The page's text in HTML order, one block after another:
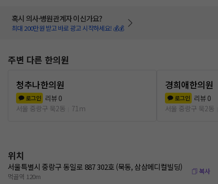
혹시 의사·병원관계자 이신가요?
최대 200만원 받고 바로 광고 시작하세요! 💰💰
주변 다른 한의원
청추나한의원
로그인 리뷰 0
서울 중랑구 묵2동
71m
경희애한의원
로그인 리뷰 0
서울 중랑구 묵2동
위치
서울특별시 중랑구 동일로 887 302호 (묵동, 삼삼메디컬빌딩)
먹골역 120m
복사